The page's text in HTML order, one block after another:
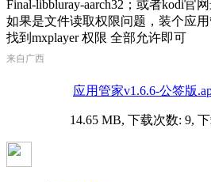
Final-libbluray-aarch32；或者kodi官
如果是文件读取权限问题，装个应
找到mxplayer 权限 全部允许即可
来自广西
应用管家v1.6.6-公签版
14.65 MB, 下载次数: 9,